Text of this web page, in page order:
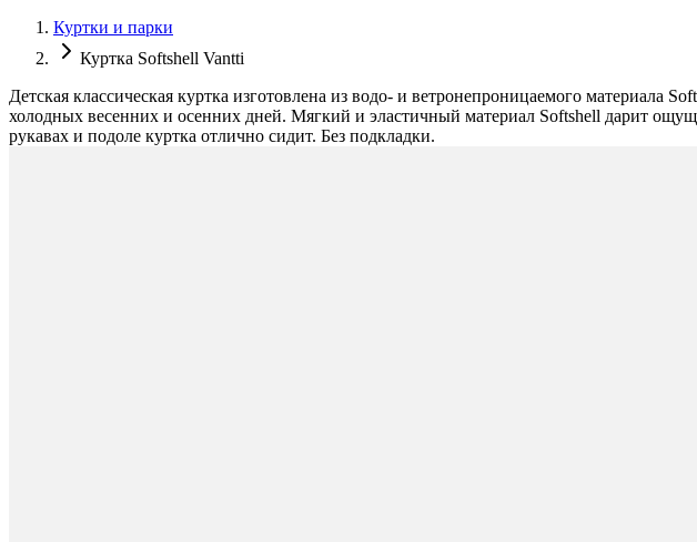
Куртки и парки
Куртка Softshell Vantti
Детская классическая куртка изготовлена из водо- и ветронепроницаемого материала
холодных весенних и осенних дней. Мягкий и эластичный материал Softshell дарит
рукавах и подоле куртка отлично сидит. Без подкладки.